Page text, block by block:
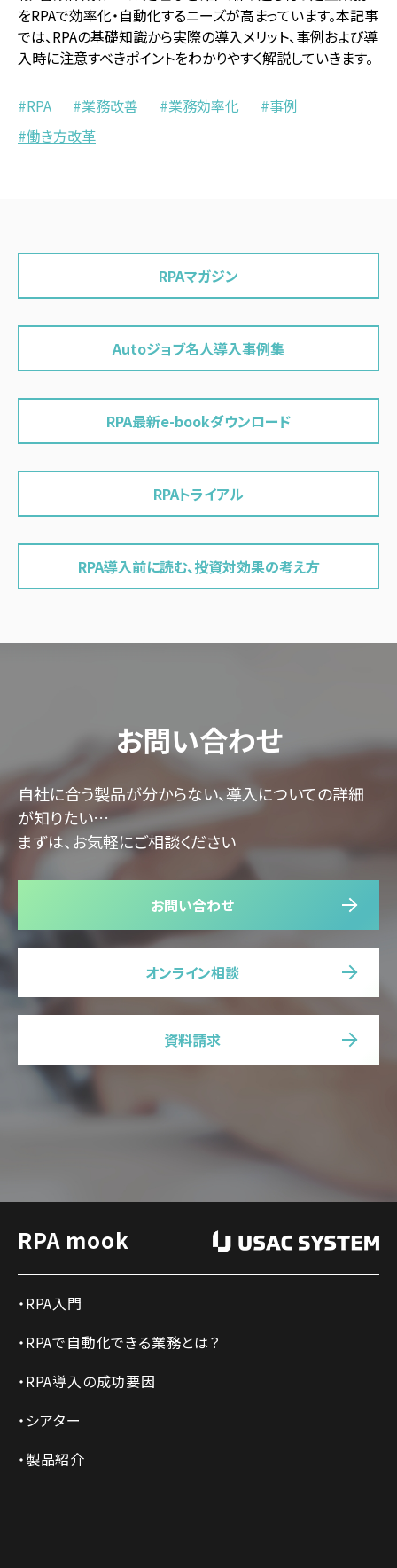
をRPAで効率化・自動化するニーズが高まっています。本記事
では、RPAの基礎知識から実際の導入メリット、事例および導
入時に注意すべきポイントをわかりやすく解説していきます。
RPA 業務改善 業務効率化
事例
働き方改革
RPAマガジン
Autoジョブ名人導入事例集
RPA最新e-bookダウンロード
RPAトライアル
RPA導入前に読む、投資対効果の考え方
お問い合わせ
自社に合う製品が分からない、導入についての詳細
が知りたい…
まずは、お気軽にご相談ください
お問い合わせ
オンライン相談
資料請求
RPA mook
RPA入門
RPAで自動化できる業務とは？
RPA導入の成功要因
シアター
製品紹介